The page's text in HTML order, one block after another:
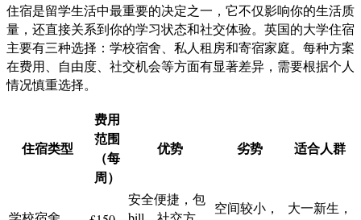
住宿是留学生活中最重要的决定之一，它不仅影响你的生活质
量，还直接关系到你的学习状态和社交体验。英国的大学住宿
主要有三种选择：学校宿舍、私人租房和寄宿家庭。每种方案
在费用、自由度、社交机会等方面有显著差异，需要根据个人
情况慎重选择。
住宿类型
费用
范围
（每
周）
优势 劣势 适合人群
安全便捷，包
空间较小，
大一新生，